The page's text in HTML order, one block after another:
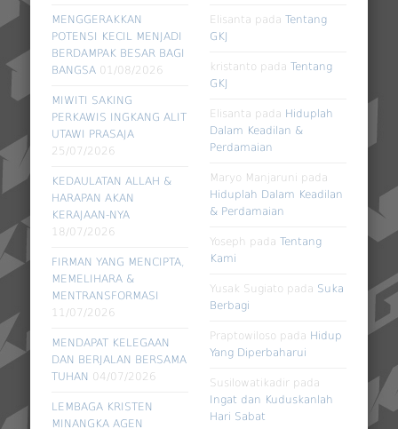
MENGGERAKKAN
POTENSI KECIL MENJADI
BERDAMPAK BESAR BAGI
BANGSA 01/08/2026
MIWITI SAKING
PERKAWIS INGKANG ALIT
UTAWI PRASAJA
25/07/2026
KEDAULATAN ALLAH &
HARAPAN AKAN
KERAJAAN-NYA
18/07/2026
FIRMAN YANG MENCIPTA,
MEMELIHARA &
MENTRANSFORMASI
11/07/2026
MENDAPAT KELEGAAN
DAN BERJALAN BERSAMA
TUHAN 04/07/2026
LEMBAGA KRISTEN
MINANGKA AGEN
Elisanta padaTentang
GKJ
kristanto padaTentang
GKJ
Elisanta pada Hiduplah
Dalam Keadilan &
Perdamaian
Maryo Manjaruni pada
Hiduplah Dalam Keadilan
& Perdamaian
Yoseph padaTentang
Kami
Yusak Sugiato pada Suka
Berbagi
Praptowiloso pada Hidup
Yang Diperbaharui
Susilowatikadir pada
Ingat dan Kuduskanlah
Hari Sabat